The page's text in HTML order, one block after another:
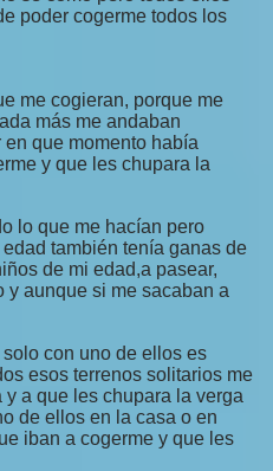
poder cogerme todos los
me cogieran, porque me
más me andaban
que momento había
y que les chupara la
lo que me hacían pero
también tenía ganas de
de mi edad,a pasear,
y aunque si me sacaban a
con uno de ellos es
esos terrenos solitarios me
a que les chupara la verga
de ellos en la casa o en
iban a cogerme y que les